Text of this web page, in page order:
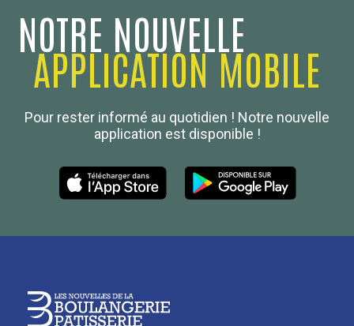
NOTRE NOUVELLE
APPLICATION MOBILE
Pour rester informé au quotidien ! Notre nouvelle
application est disponible !
Boulanger de France
Les Nouvelles de la Boulangerie-Pâtisserie Française
27, av d’Eylau - 75782 Paris Cédex 16
01 53 70 16 25